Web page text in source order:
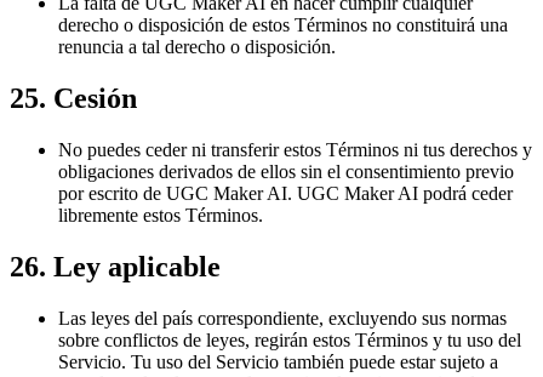
derecho o disposición de estos Términos no constituirá una
renuncia a tal derecho o disposición.
25. Cesión
No puedes ceder ni transferir estos Términos ni tus derechos y
obligaciones derivados de ellos sin el consentimiento previo
por escrito de UGC Maker AI. UGC Maker AI podrá ceder
libremente estos Términos.
26. Ley aplicable
Las leyes del país correspondiente, excluyendo sus normas
sobre conflictos de leyes, regirán estos Términos y tu uso del
Servicio. Tu uso del Servicio también puede estar sujeto a